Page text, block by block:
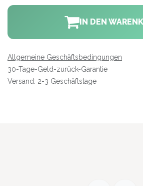
IN DEN
Allgemeine Geschäftsbedingungen
30-Tage-Geld-zurück-Garantie
Versand: 2-3 Geschäftstage